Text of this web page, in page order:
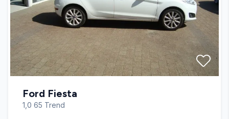
Infocenter
Kørecomputer
LED kørelys
Ford Fiesta
1,0 65 Trend